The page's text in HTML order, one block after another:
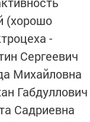
(хорошо
-
Сергеевич
Михайловна
Габдуллович
Садриевна